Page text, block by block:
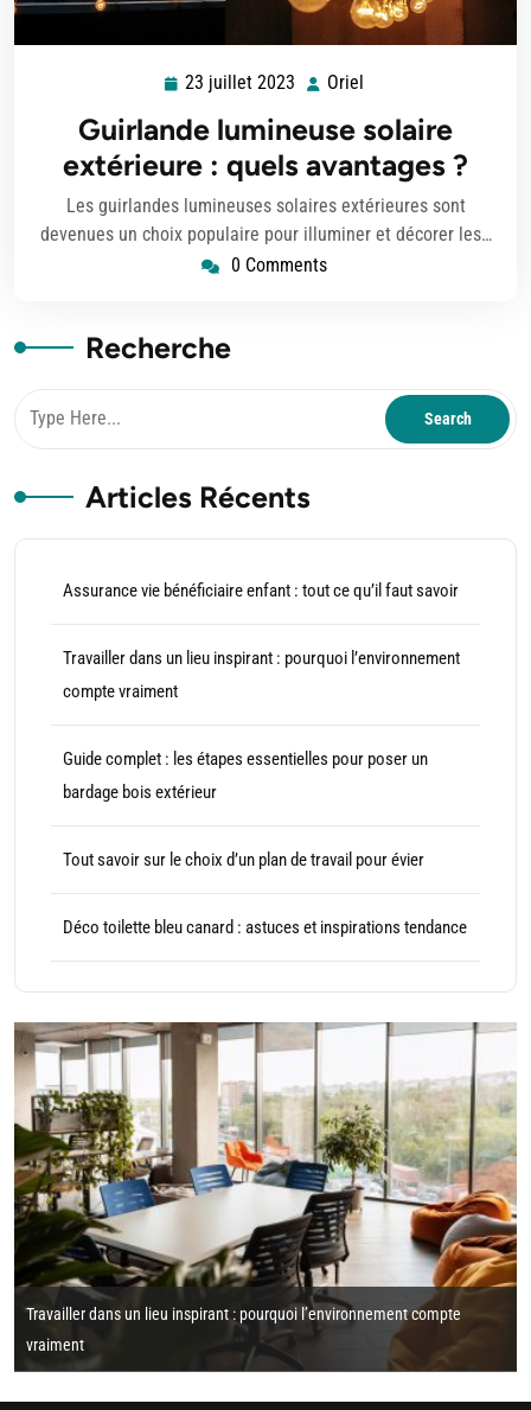
23 juillet 2023 23
2023
Oriel
Guirlande lumineuse solaire
extérieure : quels avantages ?
Les guirlandes lumineuses solaires extérieures sont
devenues un choix populaire pour illuminer et décorer les…
0 Comments
Recherche
Articles Récents
Assurance vie bénéficiaire enfant : tout ce qu’il faut savoir
Travailler dans un lieu inspirant : pourquoi l’environnement
compte vraiment
Guide complet : les étapes essentielles pour poser un
bardage bois extérieur
Tout savoir sur le choix d’un plan de travail pour évier
Déco toilette bleu canard : astuces et inspirations tendance
Travailler dans un lieu inspirant : pourquoi l’environnement compte
vraiment